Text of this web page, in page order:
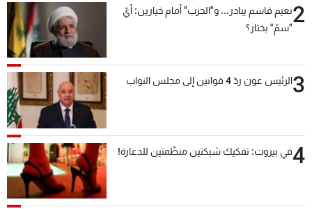
2نعيم قاسم يبادر... و"الحزب" أمام خيارين: أيّ
"سمّ" يختار؟
3الرئيس عون ردّ 4 قوانين إلى مجلس النواب
4في بيروت: تفكيك شبكتين منظّمتين للدعارة!